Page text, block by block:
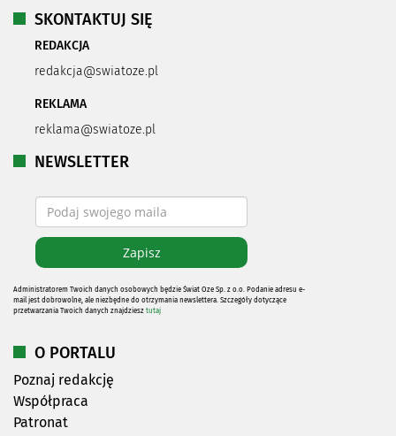
SKONTAKTUJ SIĘ
REDAKCJA
redakcja@swiatoze.pl
REKLAMA
reklama@swiatoze.pl
NEWSLETTER
Administratorem Twoich danych osobowych będzie Świat Oze Sp. z o.o. Podanie adresu e-
mail jest dobrowolne, ale niezbędne do otrzymania newslettera. Szczegóły dotyczące
przetwarzania Twoich danych znajdziesz tutaj
O PORTALU
Poznaj redakcję
Współpraca
Patronat